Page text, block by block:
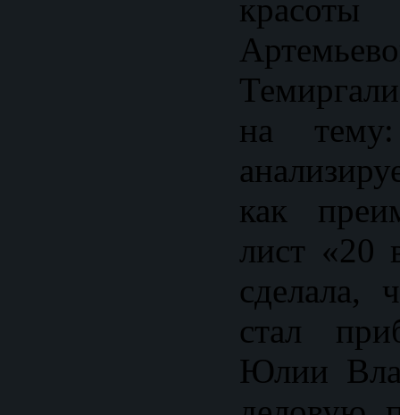
на тему:
как
лист «20
сделала,
стал
Юлии